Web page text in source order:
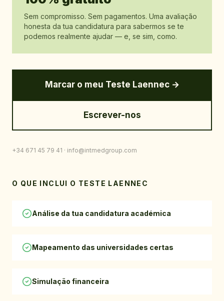
Sem compromisso. Sem pagamentos. Uma avaliação
honesta da tua candidatura para sabermos se te
podemos realmente ajudar — e, se sim, como.
Marcar o meu Teste Laennec →
Escrever-nos
+34 671 45 79 41 · info@intmedgroup.com
O QUE INCLUI O TESTE LAENNEC
Análise da tua candidatura académica
Mapeamento das universidades certas
Simulação financeira